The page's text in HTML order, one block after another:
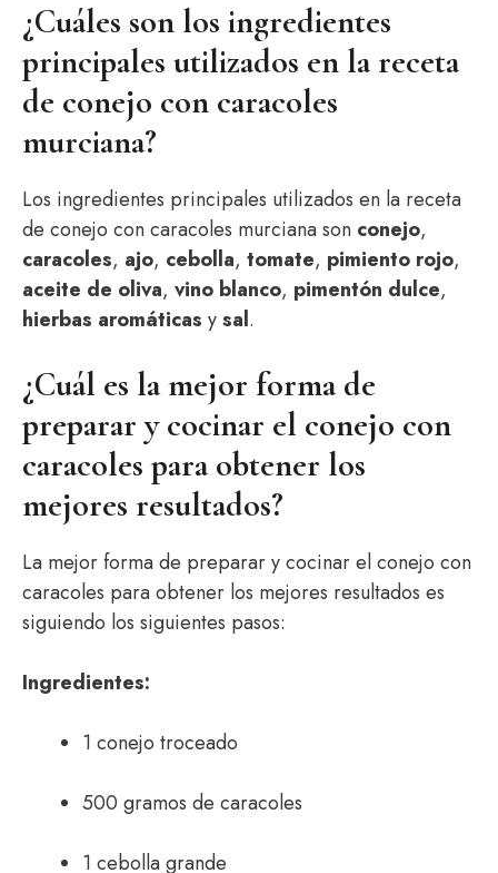
¿Cuáles son los ingredientes
principales utilizados en la receta
de conejo con caracoles
murciana?
Los ingredientes principales utilizados en la receta
de conejo con caracoles murciana son conejo,
caracoles, ajo, cebolla, tomate, pimiento rojo,
aceite de oliva, vino blanco, pimentón dulce,
hierbas aromáticas ysal.
¿Cuál es la mejor forma de
preparar y cocinar el conejo con
caracoles para obtener los
mejores resultados?
La mejor forma de preparar y cocinar el conejo con
caracoles para obtener los mejores resultados es
siguiendo los siguientes pasos:
Ingredientes:
1 conejo troceado
500 gramos de caracoles
1 cebolla grande